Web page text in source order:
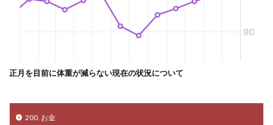
正月を目前に体重が減らない現在の状況について
200. お金